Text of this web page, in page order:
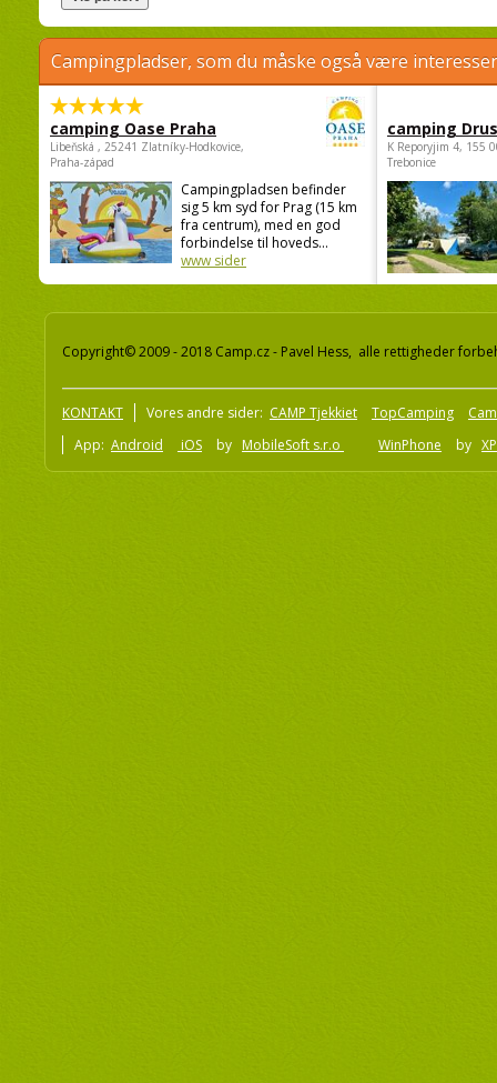
Campingpladser, som du måske også være
camping Oase Praha
Libeňská , 25241 Zlatníky-Hodkovice,
Praha-západ
Campingpladsen befinder
sig 5 km syd for Prag (15 km
fra centrum), med en god
forbindelse til hoveds...
www sider
camping
K Reporyjim 4, 155
Trebonice
Copyright© 2009 - 2018 Camp.cz - Pavel Hess, alle rettigheder
KONTAKT Vores andre sider: CAMP Tjekkiet TopCamping
App: Android iOS by MobileSoft s.r.o WinPhone by